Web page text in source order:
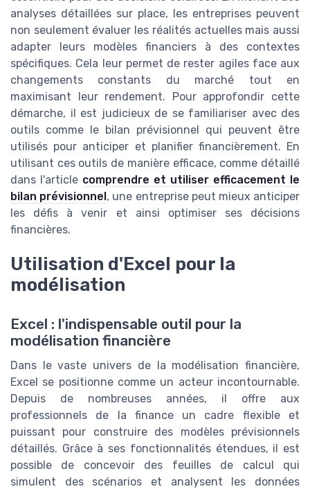
analyses détaillées sur place, les entreprises peuvent
non seulement évaluer les réalités actuelles mais aussi
adapter leurs modèles financiers à des contextes
spécifiques. Cela leur permet de rester agiles face aux
changements constants du marché tout en
maximisant leur rendement. Pour approfondir cette
démarche, il est judicieux de se familiariser avec des
outils comme le bilan prévisionnel qui peuvent être
utilisés pour anticiper et planifier financièrement. En
utilisant ces outils de manière efficace, comme détaillé
dans l'article comprendre et utiliser efficacement le
bilan prévisionnel , une entreprise peut mieux anticiper
les défis à venir et ainsi optimiser ses décisions
financières.
Utilisation d'Excel pour la
modélisation
Excel : l'indispensable outil pour la
modélisation financière
Dans le vaste univers de la modélisation financière,
Excel se positionne comme un acteur incontournable.
Depuis de nombreuses années, il offre aux
professionnels de la finance un cadre flexible et
puissant pour construire des modèles prévisionnels
détaillés. Grâce à ses fonctionnalités étendues, il est
possible de concevoir des feuilles de calcul qui
simulent des scénarios et analysent les données